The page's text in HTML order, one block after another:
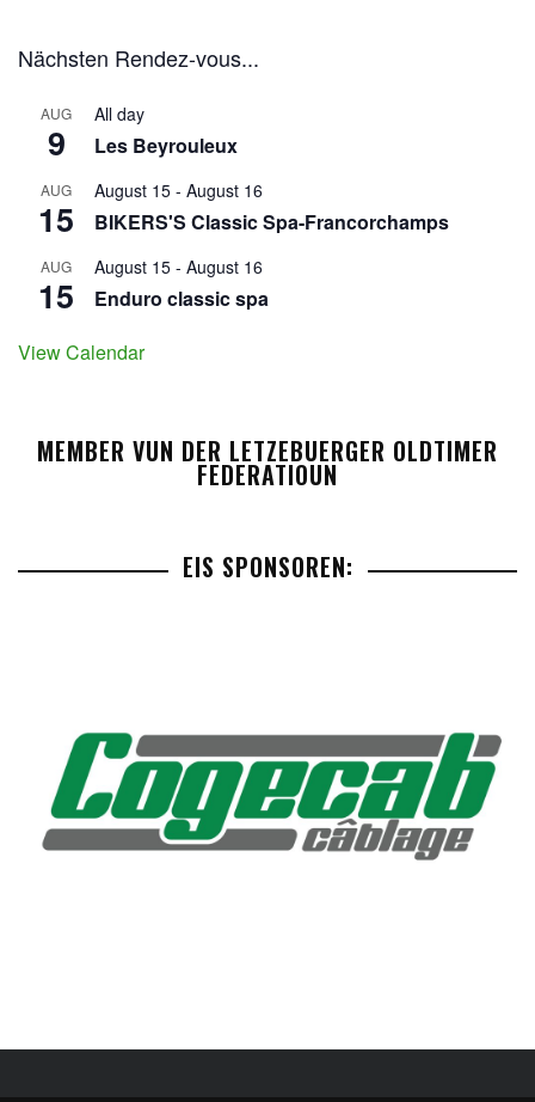
Nächsten Rendez-vous...
AUG
9
All day
Les Beyrouleux
AUG
15
August 15 - August 16
BIKERS'S Classic Spa-Francorchamps
AUG
15
August 15 - August 16
Enduro classic spa
View Calendar
MEMBER VUN DER LETZEBUERGER OLDTIMER
FEDERATIOUN
EIS SPONSOREN: